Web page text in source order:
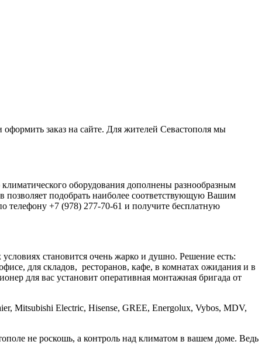
заказ на сайте. Для жителей Севастополя мы
оборудования дополнены разнообразным
позволяет подобрать наиболее соответствующую Вашим
телефону +7 (978) 277-70-61 и получите бесплатную
становится очень жарко и душно. Решение есть:
для складов, ресторанов, кафе, в комнатах ожидания и в
для вас установит оперативная монтажная бригада от
Mitsubishi Electric, Hisense, GREE, Energolux, Vybos, MDV,
не роскошь, а контроль над климатом в вашем доме. Ведь